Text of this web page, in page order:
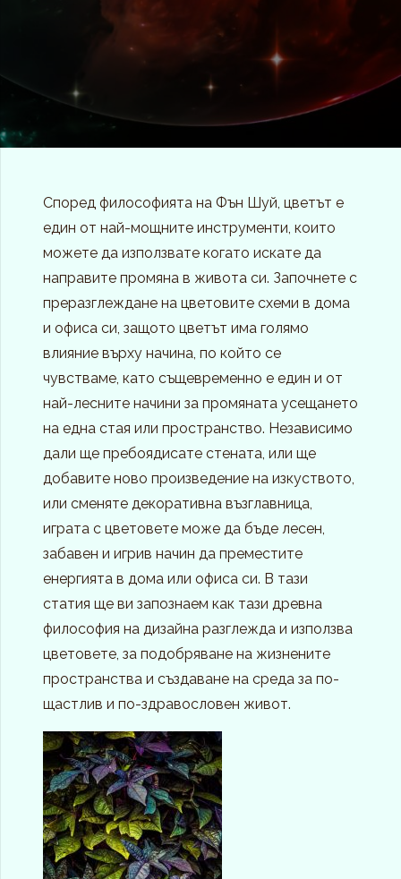
Според философията на Фън Шуй, цветът е
един от най-мощните инструменти, които
можете да използвате когато искате да
направите промяна в живота си. Започнете с
преразглеждане на цветовите схеми в дома
и офиса си, защото цветът има голямо
влияние върху начина, по който се
чувстваме, като същевременно е един и от
най-лесните начини за промяната усещането
на една стая или пространство. Независимо
дали ще пребоядисате стената, или ще
добавите ново произведение на изкуството,
или сменяте декоративна възглавница,
играта с цветовете може да бъде лесен,
забавен и игрив начин да преместите
енергията в дома или офиса си. В тази
статия ще ви запознаем как тази древна
философия на дизайна разглежда и използва
цветовете, за подобряване на жизнените
пространства и създаване на среда за по-
щастлив и по-здравословен живот.